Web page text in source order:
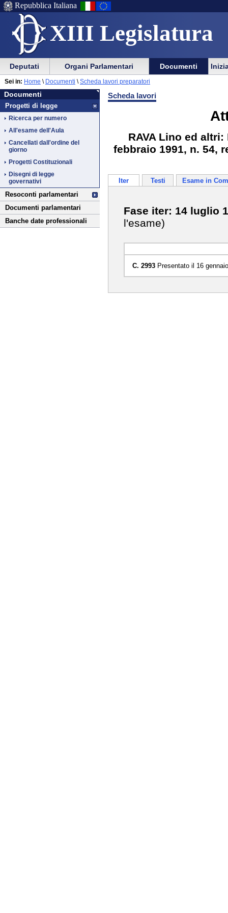
XIII Legislatura
Menu
di
ausilio
alla
navigazione
Vai
Menu
di
navigazione
principale
Repubblica Italiana
Menu
di
navigazione
principale
Vai
menu
di
sezione
Deputati Organi Parlamentari Documenti
Documenti
Vai
al
contenuto
Documenti
Progetti di legge
Ricerca per numero
All'esame dell'Aula
Cancellati dall'ordine del
giorno
Progetti Costituzionali
Disegni di legge
governativi
Resoconti parlamentari
Documenti parlamentari
Banche date professionali
Sei in: Home \ Documenti \ Scheda lavori preparatori
Scheda lavori
RAVA Lino ed
febbraio 1991, n. 54,
Iter Testi Esame in
Fase iter: 14 luglio
l'esame)
C. 2993 Presentato il 16